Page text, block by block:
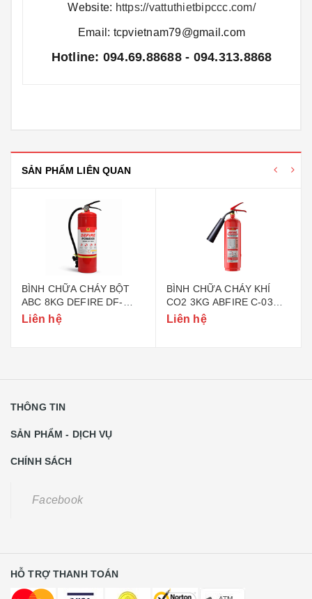
Website: https://vattuthietbipccc.com/
Email: tcpvietnam79@gmail.com
Hotline: 094.69.88688 - 094.313.8868
SẢN PHẨM LIÊN QUAN
BÌNH CHỮA CHÁY BỘT
ABC 8KG DEFIRE DF-
ABC8 (BỘ CÔNG AN)
Liên hệ
BÌNH CHỮA CHÁY KHÍ
CO2 3KG ABFIRE C-03
(TEM BỘ CÔNG AN)
Liên hệ
THÔNG TIN
SẢN PHẨM - DỊCH VỤ
CHÍNH SÁCH
Facebook
HỖ TRỢ THANH TOÁN